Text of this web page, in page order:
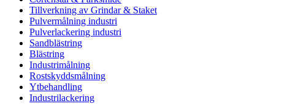
Tillverkning av Grindar & Staket
Pulvermålning industri
Pulverlackering industri
Sandblästring
Blästring
Industrimålning
Rostskyddsmålning
Ytbehandling
Industrilackering